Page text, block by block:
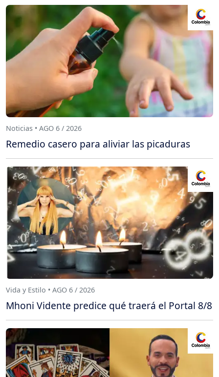
Noticias • AGO 6 / 2026
Remedio casero para aliviar las picaduras
Vida y Estilo • AGO 6 / 2026
Mhoni Vidente predice qué traerá el Portal 8/8